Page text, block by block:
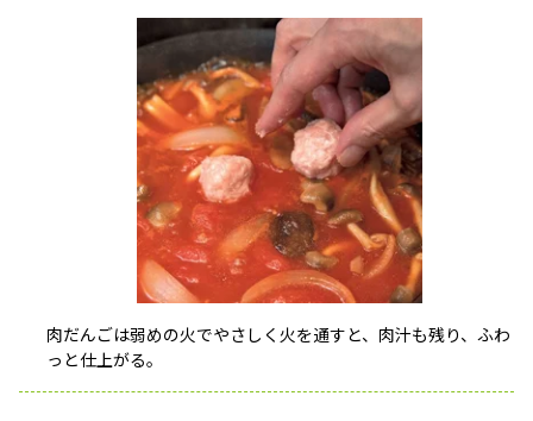
肉だんごは弱めの火でやさしく火を通すと、肉汁も残り、ふわ
っと仕上がる。